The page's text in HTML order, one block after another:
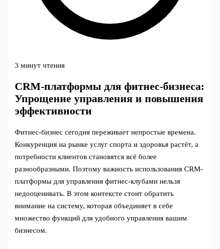
3 минут чтения
CRM-платформы для фитнес-бизнеса:
Упрощение управления и повышения
эффективности
Фитнес-бизнес сегодня переживает непростые времена.
Конкуренция на рынке услуг спорта и здоровья растёт, а
потребности клиентов становятся всё более
разнообразными. Поэтому важность использования CRM-
платформы для управления фитнес-клубами нельзя
недооценивать. В этом контексте стоит обратить
внимание на систему, которая объединяет в себе
множество функций для удобного управления вашим
бизнесом.